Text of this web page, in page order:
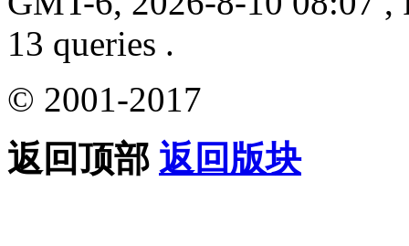
13 queries .
© 2001-2017
返回顶部 返回版块